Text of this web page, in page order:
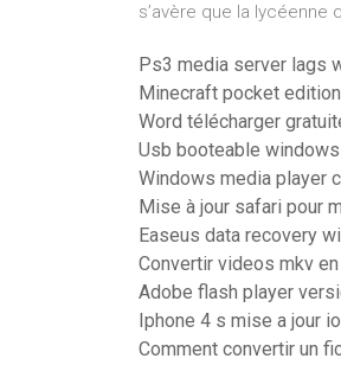
s’avère que la lycéenne
Ps3 media server lags
Minecraft pocket
Word télécharger
Usb booteable
Windows media player
Mise à jour safari pour
Easeus data recovery
Convertir videos mkv
Adobe flash player
Iphone 4 s mise a jour
Comment convertir un